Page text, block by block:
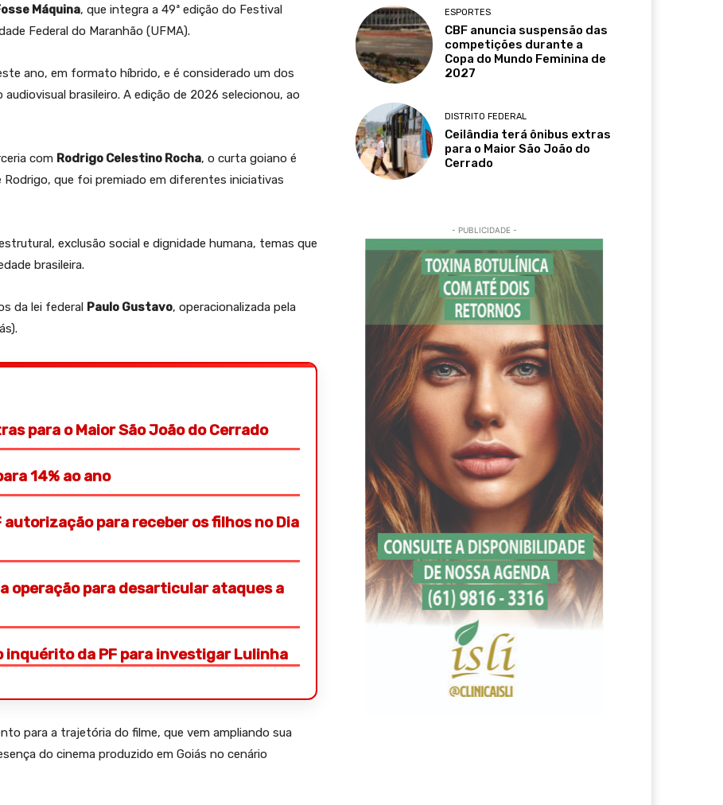
Máquina, que integra a 49ª edição do Festival
Federal do Maranhão (UFMA).
ano, em formato híbrido, e é considerado um dos
brasileiro. A edição de 2026 selecionou, ao
com Rodrigo Celestino Rocha, o curta goiano é
que foi premiado em diferentes iniciativas
exclusão social e dignidade humana, temas que
brasileira.
da lei federal Paulo Gustavo, operacionalizada pela
para o Maior São João do Cerrado
14% ao ano
autorização para receber os filhos no Dia
operação para desarticular ataques a
inquérito da PF para investigar Lulinha
para a trajetória do filme, que vem ampliando sua
do cinema produzido em Goiás no cenário
ESPORTES
CBF anuncia suspensão das
competições durante a
Copa do Mundo Feminina de
2027
DISTRITO FEDERAL
Ceilândia terá ônibus extras
para o Maior São João do
Cerrado
- PUBLICIDADE -